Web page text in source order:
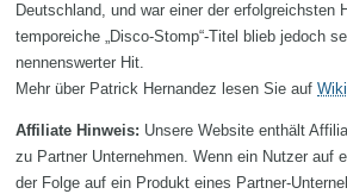
Deutschland, und war einer der erfolgreichsten
temporeiche „Disco-Stomp“-Titel blieb jedoch
nennenswerter Hit.
Mehr über Patrick Hernandez lesen Sie auf
Affiliate Hinweis: Unsere Website enthält
zu Partner Unternehmen. Wenn ein Nutzer auf
der Folge auf ein Produkt eines Partner-